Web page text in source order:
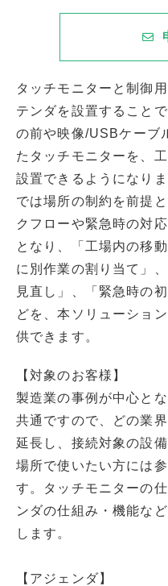
タッチモニターと制御
テンダを設置すること
の前や映像/USBケーブ
たタッチモニターを、
設置できるようになり
では場所の制約を前提
クフローや緊急時の対
となり、「工場内の移
に別作業の割り当て」
見直し」、「緊急時の
どを、本ソリューショ
供できます。
【対象のお客様】
製造業の事例が中心と
共通ですので、どの業
延長し、接続対象の設
場所で使いたい方には
す。タッチモニターの
ンダの仕組み・機能な
します。
【アジェンダ】